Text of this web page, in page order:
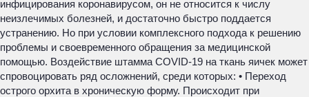
инфицирования коронавирусом, он не относится к числу
неизлечимых болезней, и достаточно быстро поддается
устранению. Но при условии комплексного подхода к решению
проблемы и своевременного обращения за медицинской
помощью. Воздействие штамма COVID-19 на ткань яичек может
спровоцировать ряд осложнений, среди которых: • Переход
острого орхита в хроническую форму. Происходит при